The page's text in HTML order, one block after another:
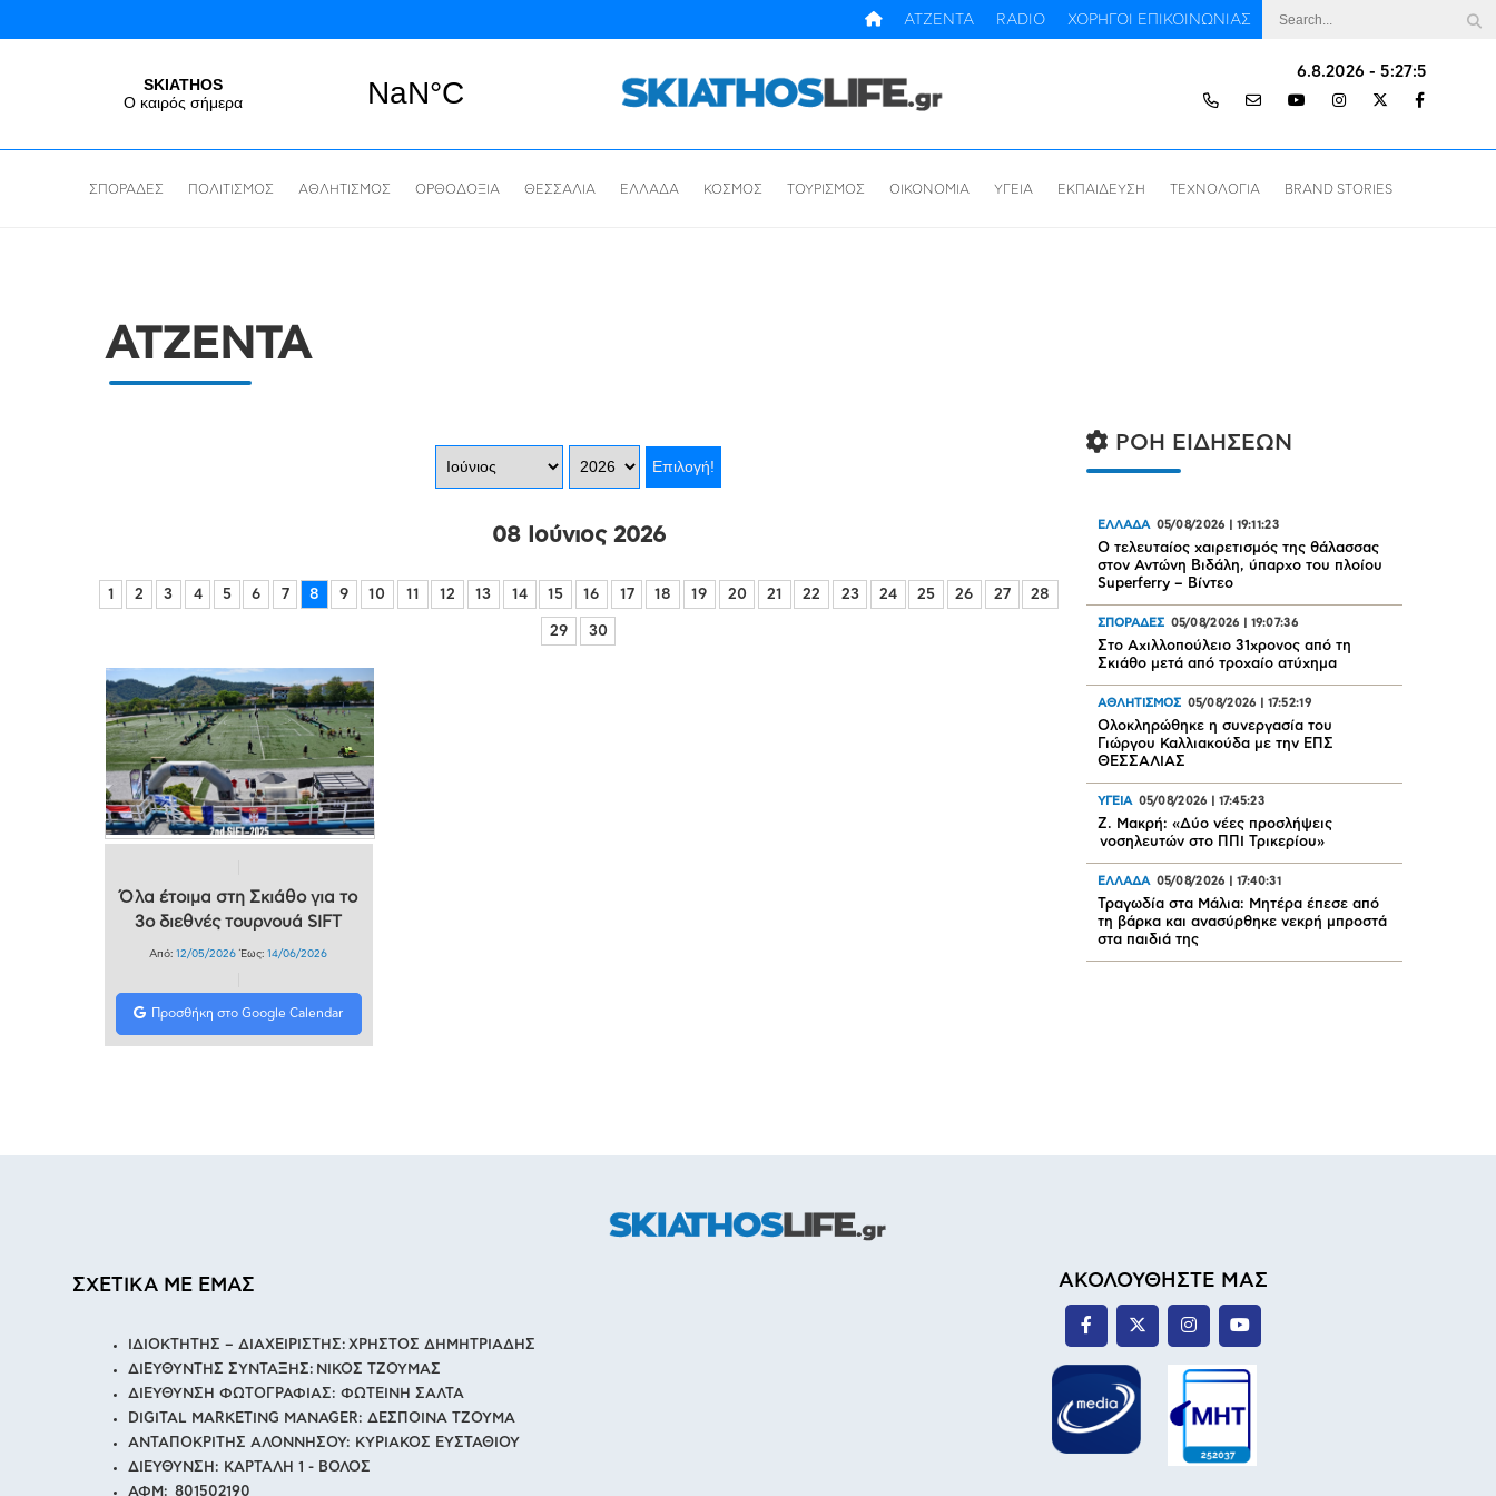
ΧΟΡΗΓΟΙ ΕΠΙΚΟΙΝΩΝΙΑΣ
RADIO
ΑΤΖΕΝΤΑ
6.8.2026 - 5:27:5
ΣΠΟΡΑΔΕΣ ΠΟΛΙΤΙΣΜΟΣ ΑΘΛΗΤΙΣΜΟΣ ΟΡΘΟΔΟΞΙΑ ΘΕΣΣΑΛΙΑ ΕΛΛΑΔΑ ΚΟΣΜΟΣ ΤΟΥΡΙΣΜΟΣ ΟΙΚΟΝΟΜΙΑ ΥΓΕΙΑ ΕΚΠΑΙΔΕΥΣΗ ΤΕΧΝΟΛΟΓΙΑ BRAND STORIES
ΑΤΖΕΝΤΑ
08 Ιούνιος 2026
1 2 3 4 5 6 7 8 9 10 11 12 13 14 15 16 17 18 19 20 21 22 23 24 25 26 27 28
29 30
Όλα έτοιμα στη Σκιάθο για το
3ο διεθνές τουρνουά SIFT
Από:12/05/2026 Έως:14/06/2026
Προσθήκη στο Google Calendar
ΡΟΗ ΕΙΔΗΣΕΩΝ
ΕΛΛΑΔΑ 05/08/2026 19:11:23
Ο τελευταίος χαιρετισμός της θάλασσας
στον Αντώνη Βιδάλη, ύπαρχο του πλοίου
Superferry – Βίντεο
ΣΠΟΡΑΔΕΣ 05/08/2026 19:07:36
Στο Αχιλλοπούλειο 31χρονος από τη
Σκιάθο μετά από τροχαίο ατύχημα
ΑΘΛΗΤΙΣΜΟΣ 05/08/2026 17:52:19
Oλοκληρώθηκε η συνεργασία του
Γιώργου Καλλιακούδα με την ΕΠΣ
ΘΕΣΣΑΛΙΑΣ
ΥΓΕΙΑ 05/08/2026 17:45:23
Ζ. Μακρή: «Δύο νέες προσλήψεις
νοσηλευτών στο ΠΠΙ Τρικερίου»
ΕΛΛΑΔΑ 05/08/2026 17:40:31
Τραγωδία στα Μάλια: Μητέρα έπεσε από
τη βάρκα και ανασύρθηκε νεκρή μπροστά
στα παιδιά της
ΣΧΕΤΙΚΑ ΜΕ ΕΜΑΣ
ΙΔΙΟΚΤΗΤΗΣ – ΔΙΑΧΕΙΡΙΣΤΗΣ: ΧΡΗΣΤΟΣ ΔΗΜΗΤΡΙΑΔΗΣ
ΔΙΕΥΘΥΝΤΗΣ ΣΥΝΤΑΞΗΣ: ΝΙΚΟΣ ΤΖΟΥΜΑΣ
ΔΙΕΥΘΥΝΣΗ ΦΩΤΟΓΡΑΦΙΑΣ: ΦΩΤΕΙΝΗ ΣΑΛΤΑ
DIGITAL MARKETING MANAGER: ΔΕΣΠΟΙΝΑ ΤΖΟΥΜΑ
ΑΝΤΑΠΟΚΡΙΤΗΣ ΑΛΟΝΝΗΣΟΥ: ΚΥΡΙΑΚΟΣ ΕΥΣΤΑΘΙΟΥ
ΔΙΕΥΘΥΝΣΗ: ΚΑΡΤΑΛΗ 1 - ΒΟΛΟΣ
ΑΦΜ: 801502190
ΑΚΟΛΟΥΘΗΣΤΕ ΜΑΣ